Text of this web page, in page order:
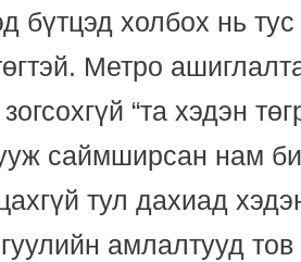
бүтцэд холбох нь
Метро
“та хэдэн
саймширсан нам
тул дахиад
амлалтууд